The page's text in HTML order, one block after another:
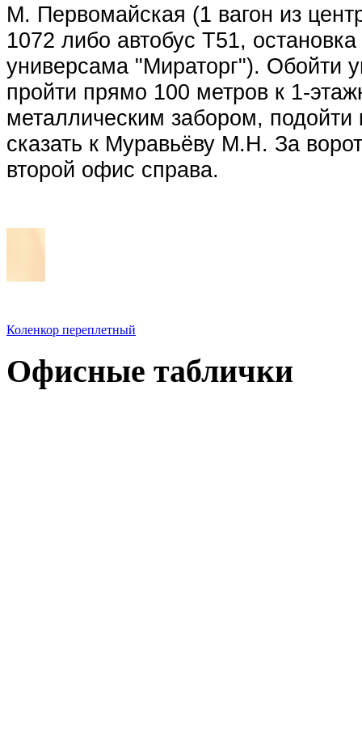
М. Первомайская (1 вагон из
1072 либо автобус Т51,
универсама "Мираторг"). Обойти
пройти прямо 100 метров к 1-
металлическим забором,
сказать к Муравьёву М.Н. За
второй офис справа.
Коленкор переплетный
Офисные таблички